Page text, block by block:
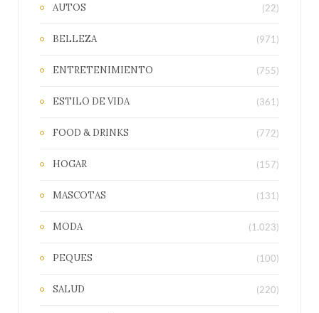
AUTOS (22)
BELLEZA (971)
ENTRETENIMIENTO (755)
ESTILO DE VIDA (361)
FOOD & DRINKS (772)
HOGAR (157)
MASCOTAS (131)
MODA (1.023)
PEQUES (100)
SALUD (220)